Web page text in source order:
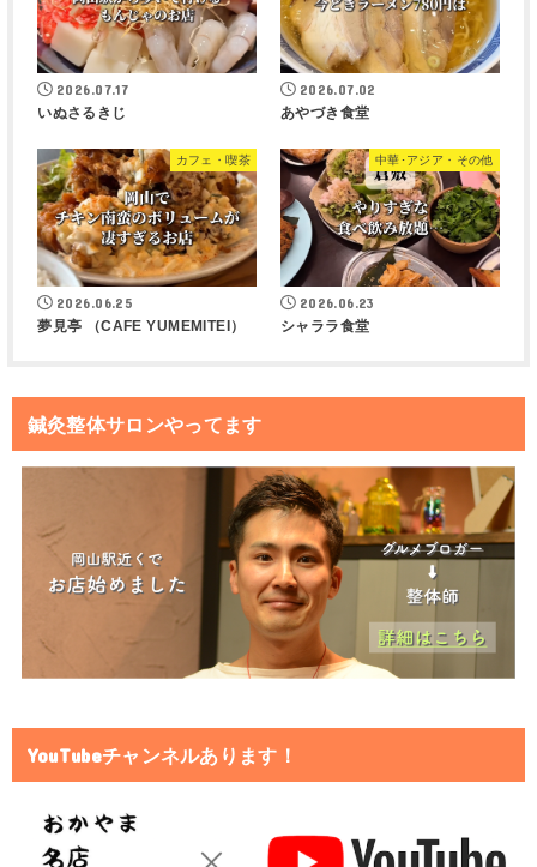
2026.07.17
いぬさるきじ
2026.07.02
あやづき食堂
カフェ・喫茶
2026.06.25
夢見亭 （CAFE YUMEMITEI）
中華･アジア・その他
2026.06.23
シャララ食堂
鍼灸整体サロンやってます
YouTubeチャンネルあります！